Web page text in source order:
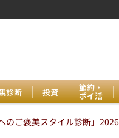
診断 投資 節約・
ポイ活
のご褒美スタイル診断」